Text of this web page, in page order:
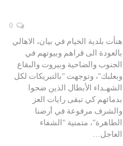
هنأت بلدية الخيام في بيان، الاهالي
بالعودة الى قراهم وبيوتهم في
الجنوب والضاحية وبيروت والبقاع
وبعلبك"، وتوجهت "بالتبريكات لكل
الشهـداء الأبطال الذين ضحوا
بدمائهم كي تبقى رايات العز
والشرف مرفوعة في أرضنا
الطاهرة"، متمنية "الشفاء
العاجل…